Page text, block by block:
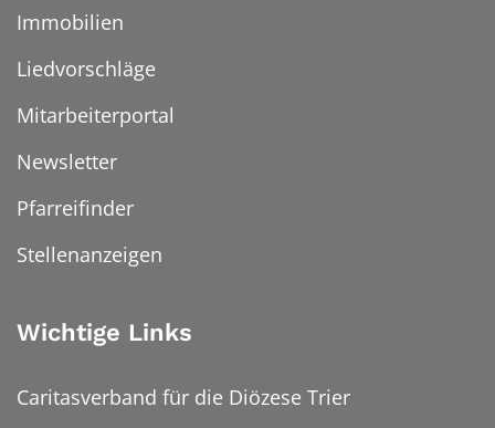
Immobilien
Liedvorschläge
Mitarbeiterportal
Newsletter
Pfarreifinder
Stellenanzeigen
Wichtige Links
Caritasverband für die Diözese Trier